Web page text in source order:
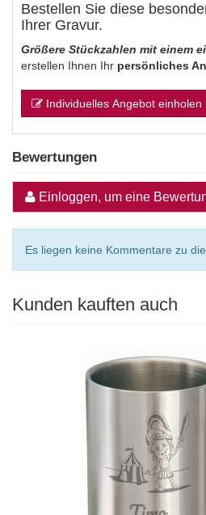
Bestellen Sie diese
Ihrer Gravur.
Größere Stückzahlen mit einem
erstellen Ihnen Ihr persönliches
Individuelles Angebot einholen
Bewertungen
Einloggen, um eine
Es liegen keine Kommentare zu
Kunden kauften auch